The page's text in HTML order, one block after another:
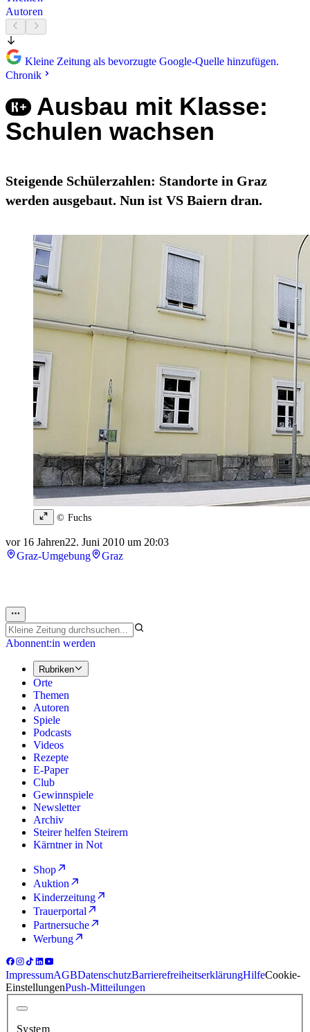
Autoren
Kleine Zeitung als bevorzugte Google-Quelle hinzufügen.
Chronik
Ausbau mit Klasse:
Schulen wachsen
Steigende Schülerzahlen: Standorte in Graz
werden ausgebaut. Nun ist VS Baiern dran.
© Fuchs
vor 16 Jahren22. Juni 2010 um 20:03
Graz-Umgebung
Graz
Abonnent:in werden
Rubriken
Orte
Themen
Autoren
Spiele
Podcasts
Videos
Rezepte
E-Paper
Club
Gewinnspiele
Newsletter
Archiv
Steirer helfen Steirern
Kärntner in Not
Shop
Auktion
Kinderzeitung
Trauerportal
Partnersuche
Werbung
ImpressumAGBDatenschutzBarrierefreiheitserklärungHilfeCookie-
EinstellungenPush-Mitteilungen
System